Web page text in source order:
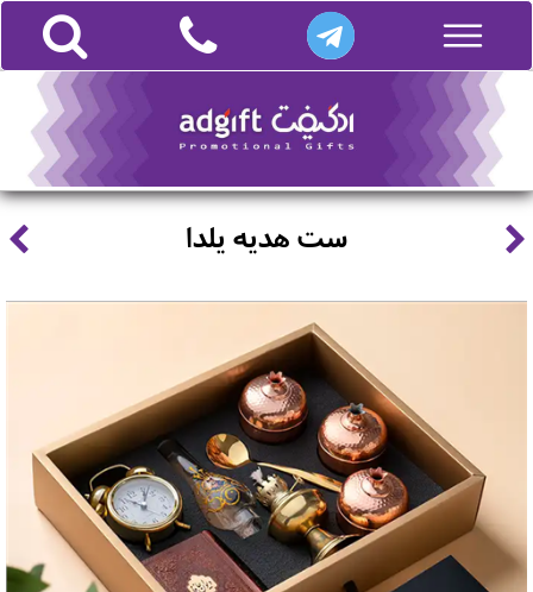
ست هدیه یلدا